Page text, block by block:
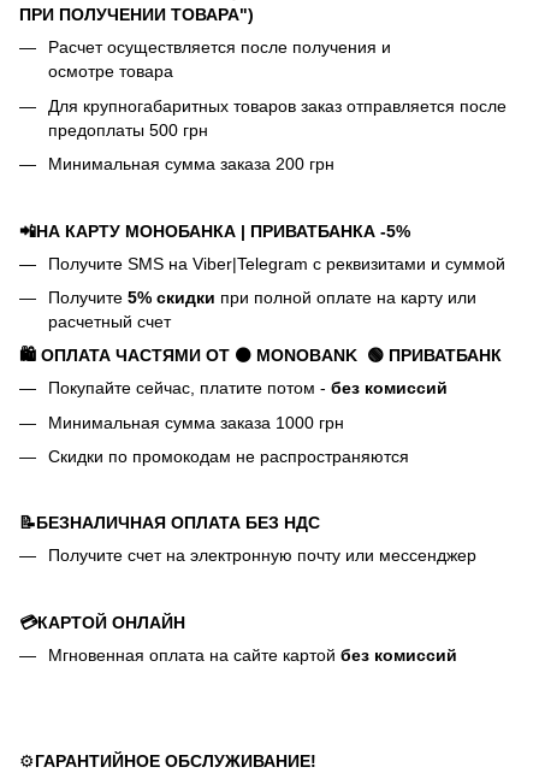
ПРИ ПОЛУЧЕНИИ ТОВАРА")
Расчет осуществляется после получения и
осмотре товара
Для крупногабаритных товаров заказ отправляется после
предоплаты 500 грн
Минимальная сумма заказа 200 грн
📲НА КАРТУ МОНОБАНКА | ПРИВАТБАНКА -5%
Получите SMS на Viber|Telegram с реквизитами и суммой
Получите 5% скидки при полной оплате на карту или
расчетный счет
🛍️ ОПЛАТА ЧАСТЯМИ ОТ ⚫ MONOBANK 🟢 ПРИВАТБАНК
Покупайте сейчас, платите потом - без комиссий
Минимальная сумма заказа 1000 грн
Скидки по промокодам не распространяются
📝БЕЗНАЛИЧНАЯ ОПЛАТА БЕЗ НДС
Получите счет на электронную почту или мессенджер
💳КАРТОЙ ОНЛАЙН
Мгновенная оплата на сайте картой без комиссий
⚙️ГАРАНТИЙНОЕ ОБСЛУЖИВАНИЕ!